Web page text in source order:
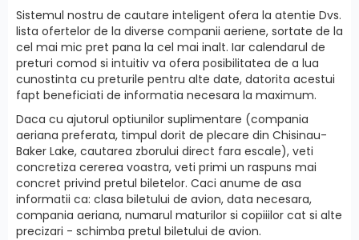
Sistemul nostru de cautare inteligent ofera la atentie Dvs.
lista ofertelor de la diverse companii aeriene, sortate de la
cel mai mic pret pana la cel mai inalt. Iar calendarul de
preturi comod si intuitiv va ofera posibilitatea de a lua
cunostinta cu preturile pentru alte date, datorita acestui
fapt beneficiati de informatia necesara la maximum.
Daca cu ajutorul optiunilor suplimentare (compania
aeriana preferata, timpul dorit de plecare din Chisinau-
Baker Lake, cautarea zborului direct fara escale), veti
concretiza cererea voastra, veti primi un raspuns mai
concret privind pretul biletelor. Caci anume de asa
informatii ca: clasa biletului de avion, data necesara,
compania aeriana, numarul maturilor si copiiilor cat si alte
precizari - schimba pretul biletului de avion.